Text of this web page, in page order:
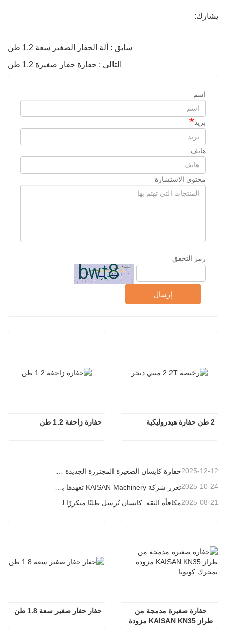
يشارك:
سابق : آلة الحفار الصغير سعة 1.2 طن
التالي : حفارة حفار صغيرة 1.2 طن
اسم
بريد
هاتف
محتوى الاستشارة
رمز التحقق
إرسال
حفارة زاحفة 1.2 طن 2 طن حفارة هيدروليكية
حفارة كايسان الصغيرة المجنزرة الجديدة بوزن 1.2 طن: تصميم بدون ذيل للعمليات في المساحات الضيقة 2025-12-12
2025-10-24
2025-08-21
حفار حفار صغير سعة 1.8 طن